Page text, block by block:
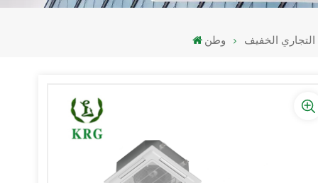
وطن الخفيف